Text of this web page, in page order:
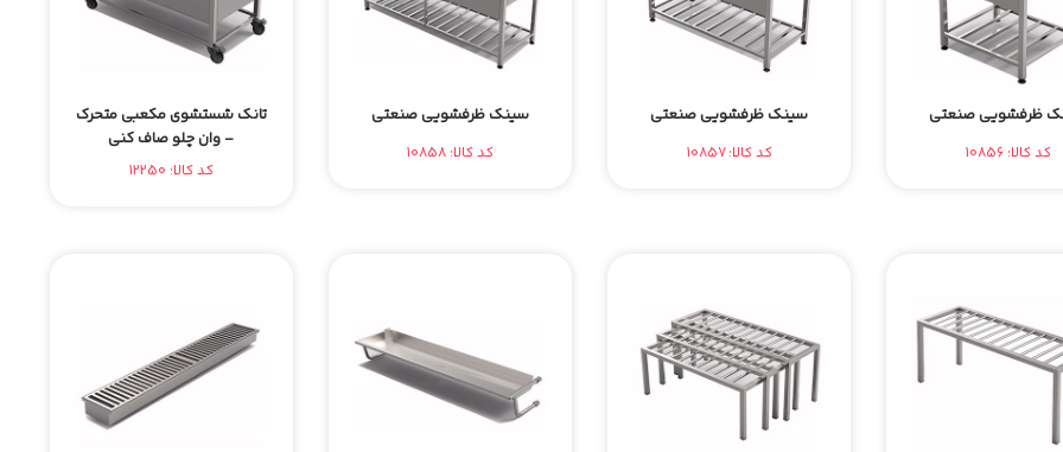
ظرفشویی صنعتی
کد کالا: 10856
سینک ظرفشویی صنعتی
کد کالا: 10857
سینک ظرفشویی صنعتی
کد کالا: 10858
تانک شستشوی مکعبی متحرک
- وان چلو صاف کنی
کد کالا: 12250